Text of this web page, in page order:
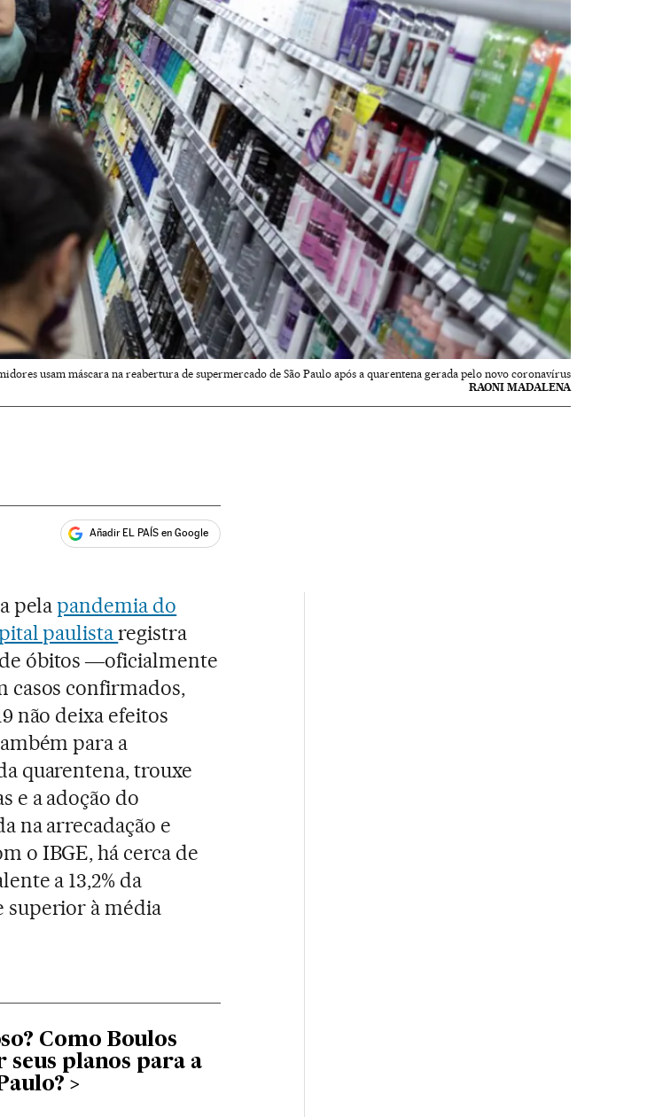
usam máscara na reabertura de supermercado de São Paulo após a quarentena gerada pelo novo coronavírus
RAONI MADALENA
Añadir EL PAÍS en Google
pelapandemia do
paulistaregistra
óbitos ―oficialmente
casos confirmados,
não deixa efeitos
para a
quarentena, trouxe
e a adoção do
na arrecadação e
o IBGE, há cerca de
a 13,2% da
superior à média
Como Boulos
planos para a